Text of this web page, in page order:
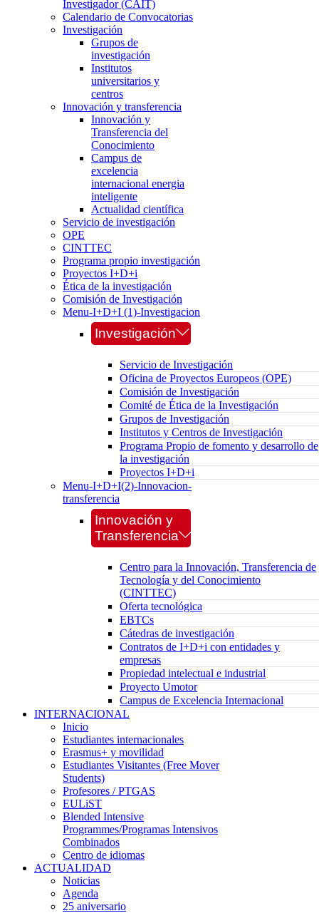
Investigador (CAIT)
Calendario de Convocatorias
Investigación
Grupos de
investigación
Institutos
universitarios y
centros
Innovación y transferencia
Innovación y
Transferencia del
Conocimiento
Campus de
excelencia
internacional energia
inteligente
Actualidad científica
Servicio de investigación
OPE
CINTTEC
Programa propio investigación
Proyectos I+D+i
Ética de la investigación
Comisión de Investigación
Menu-I+D+I (1)-Investigacion
Investigación
Servicio de Investigación
Oficina de Proyectos Europeos (OPE)
Comisión de Investigación
Comité de Ética de la Investigación
Grupos de Investigación
Institutos y Centros de Investigación
Programa Propio de fomento y desarrollo de
la investigación
Proyectos I+D+i
Menu-I+D+I(2)-Innovacion-
transferencia
Innovación y
Transferencia
Centro para la Innovación, Transferencia de
Tecnología y del Conocimiento
(CINTTEC)
Oferta tecnológica
EBTCs
Cátedras de investigación
Contratos de I+D+i con entidades y
empresas
Propiedad intelectual e industrial
Proyecto Umotor
Campus de Excelencia Internacional
INTERNACIONAL
Inicio
Estudiantes internacionales
Erasmus+ y movilidad
Estudiantes Visitantes (Free Mover
Students)
Profesores / PTGAS
EULiST
Blended Intensive
Programmes/Programas Intensivos
Combinados
Centro de idiomas
ACTUALIDAD
Noticias
Agenda
25 aniversario